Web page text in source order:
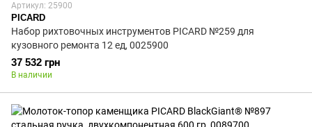
Артикул: 25900
PICARD
Набор рихтовочных инструментов PICARD №259 для
кузовного ремонта 12 ед, 0025900
37 532 грн
В наличии